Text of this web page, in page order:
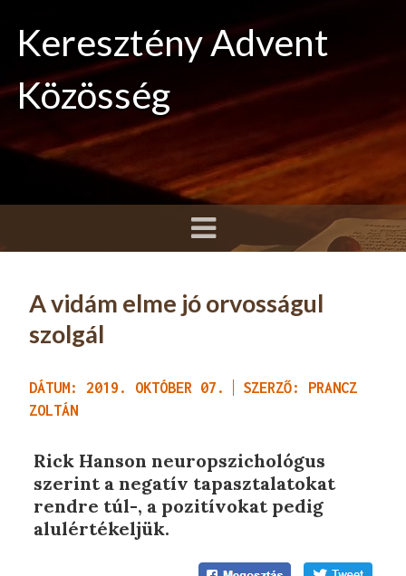
Keresztény Advent
Közösség
A vidám elme jó orvosságul
szolgál
DÁTUM: 2019. OKTÓBER 07.
SZERZŐ: PRANCZ
ZOLTÁN
Rick Hanson neuropszichológus
szerint a negatív tapasztalatokat
rendre túl-, a pozitívokat pedig
alulértékeljük.